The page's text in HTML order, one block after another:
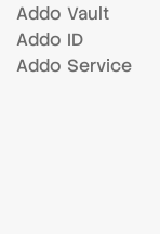
Addo Vault
Addo ID
Addo Service